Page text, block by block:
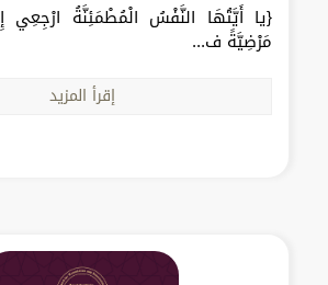
{يا أَيَّتُهَا النَّفْسُ الْمُطْمَئِنَّةُ ارْجِعِي
مَرْضِيَّةً ف...
إقرأ المزيد